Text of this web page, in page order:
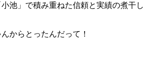
池」で積み重ねた信頼と実績の煮干
からとったんだって！